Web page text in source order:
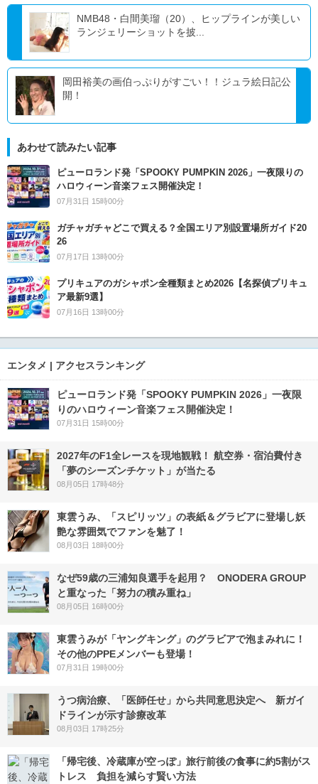
NMB48・白間美瑠（20）、ヒップラインが美しい
ランジェリーショットを披...
岡田裕美の画伯っぷりがすごい！！ジュラ絵日記公
開！
あわせて読みたい記事
ピューロランド発「SPOOKY PUMPKIN 2026」一夜限りの
ハロウィーン音楽フェス開催決定！
07月31日 15時00分
ガチャガチャどこで買える？全国エリア別設置場所ガイド20
26
07月17日 13時00分
プリキュアのガシャポン全種類まとめ2026【名探偵プリキュ
ア最新9選】
07月16日 13時00分
エンタメ | アクセスランキング
ピューロランド発「SPOOKY PUMPKIN 2026」一夜限
りのハロウィーン音楽フェス開催決定！
07月31日 15時00分
2027年のF1全レースを現地観戦！ 航空券・宿泊費付き
「夢のシーズンチケット」が当たる
08月05日 17時48分
東雲うみ、「スピリッツ」の表紙＆グラビアに登場し妖
艶な雰囲気でファンを魅了！
08月03日 18時00分
なぜ59歳の三浦知良選手を起用？ ONODERA GROUP
と重なった「努力の積み重ね」
08月05日 16時00分
東雲うみが「ヤングキング」のグラビアで泡まみれに！
その他のPPEメンバーも登場！
07月31日 19時00分
うつ病治療、「医師任せ」から共同意思決定へ 新ガイ
ドラインが示す診療改革
08月03日 17時25分
「帰宅後、冷蔵庫が空っぽ」旅行前後の食事に約5割がス
トレス 負担を減らす賢い方法